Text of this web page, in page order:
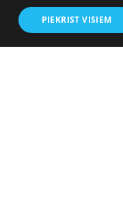
PIEKRIST VISIEM